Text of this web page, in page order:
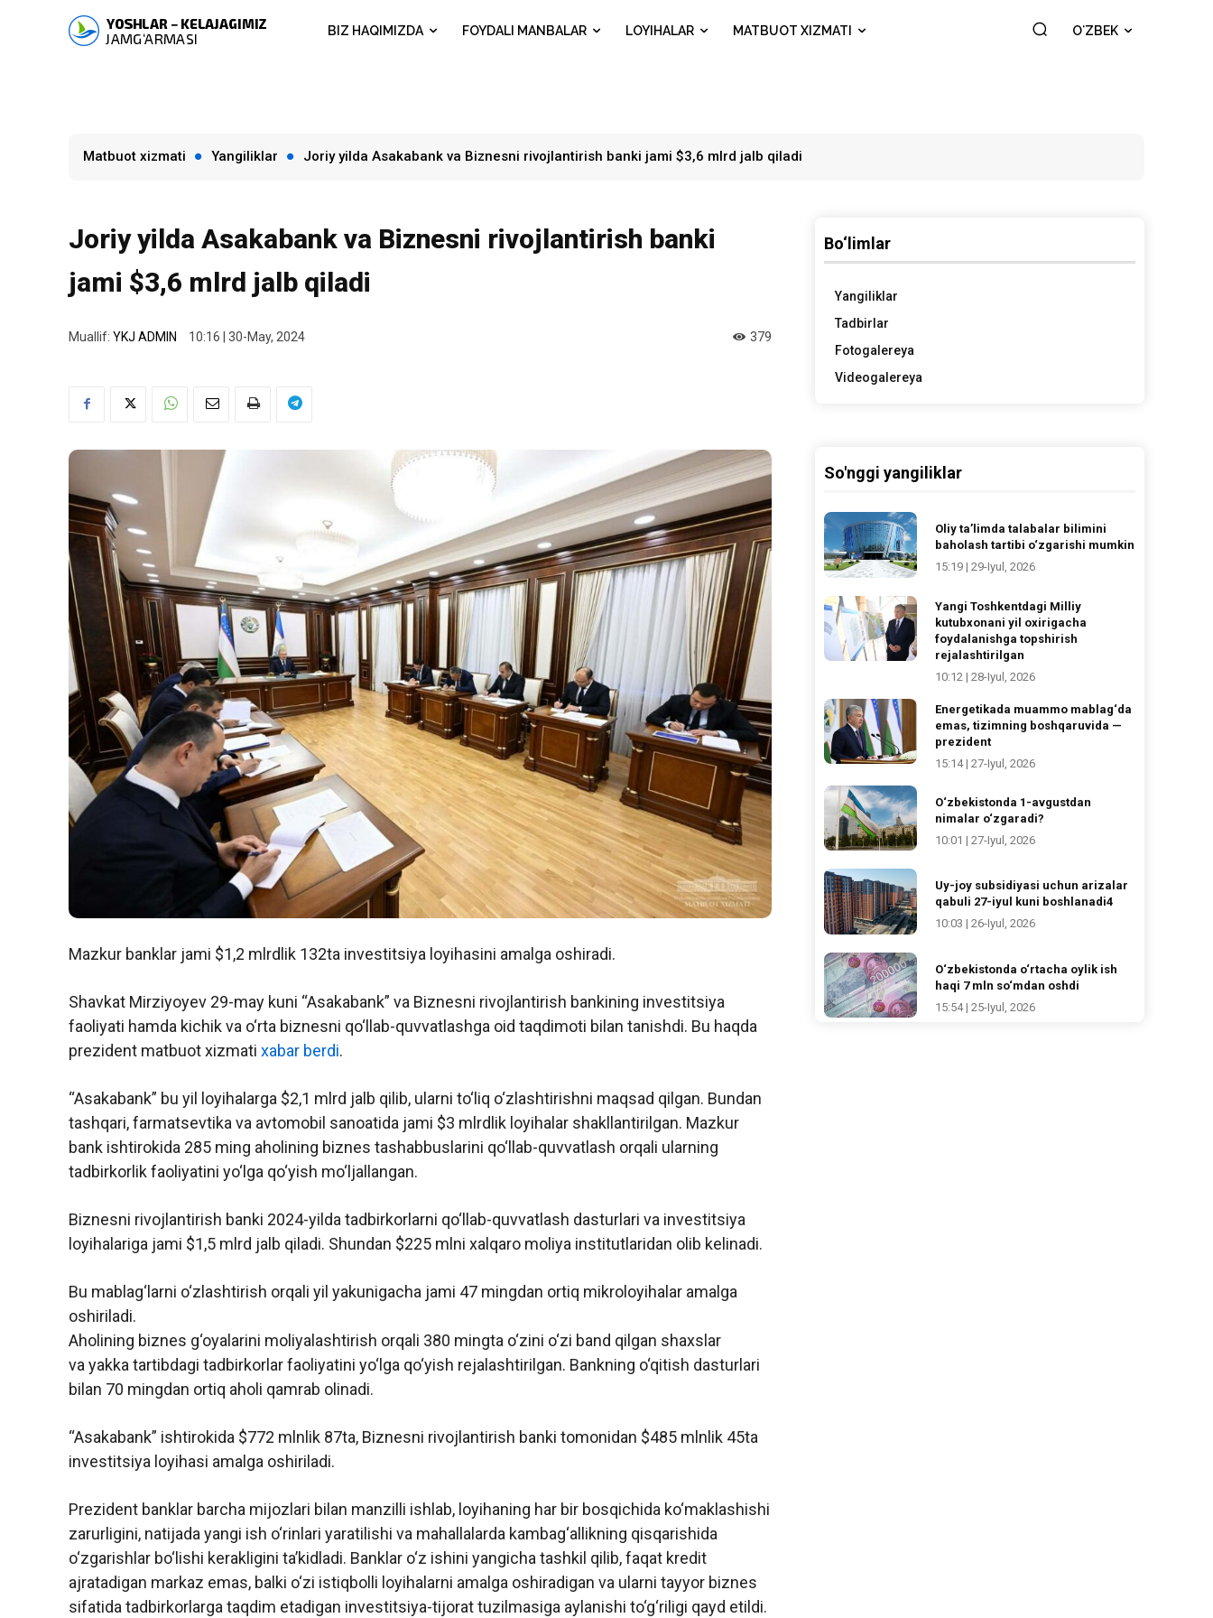
BIZ HAQIMIZDA FOYDALI MANBALAR LOYIHALAR MATBUOT XIZMATI OʻZBEK
Matbuot xizmati Yangiliklar Joriy yilda Asakabank va Biznesni rivojlantirish banki jami $3,6 mlrd jalb qiladi
Joriy yilda Asakabank va Biznesni rivojlantirish banki
jami $3,6 mlrd jalb qiladi
Muallif: YKJ ADMIN 10:16 | 30-May, 2024 379
Mazkur banklar jami $1,2 mlrdlik 132ta investitsiya loyihasini amalga oshiradi.
Shavkat Mirziyoyev 29-may kuni “Asakabank” va Biznesni rivojlantirish bankining investitsiya
faoliyati hamda kichik va o‘rta biznesni qo‘llab-quvvatlashga oid taqdimoti bilan tanishdi. Bu haqda
prezident matbuot xizmati xabar berdi.
“Asakabank” bu yil loyihalarga $2,1 mlrd jalb qilib, ularni to‘liq o‘zlashtirishni maqsad qilgan. Bundan
tashqari, farmatsevtika va avtomobil sanoatida jami $3 mlrdlik loyihalar shakllantirilgan. Mazkur
bank ishtirokida 285 ming aholining biznes tashabbuslarini qo‘llab-quvvatlash orqali ularning
tadbirkorlik faoliyatini yo‘lga qo‘yish mo‘ljallangan.
Biznesni rivojlantirish banki 2024-yilda tadbirkorlarni qo‘llab-quvvatlash dasturlari va investitsiya
loyihalariga jami $1,5 mlrd jalb qiladi. Shundan $225 mlni xalqaro moliya institutlaridan olib kelinadi.
Bu mablag‘larni o‘zlashtirish orqali yil yakunigacha jami 47 mingdan ortiq mikroloyihalar amalga
oshiriladi.
Aholining biznes g‘oyalarini moliyalashtirish orqali 380 mingta o‘zini o‘zi band qilgan shaxslar
va yakka tartibdagi tadbirkorlar faoliyatini yo‘lga qo‘yish rejalashtirilgan. Bankning o‘qitish dasturlari
bilan 70 mingdan ortiq aholi qamrab olinadi.
“Asakabank” ishtirokida $772 mlnlik 87ta, Biznesni rivojlantirish banki tomonidan $485 mlnlik 45ta
investitsiya loyihasi amalga oshiriladi.
Prezident banklar barcha mijozlari bilan manzilli ishlab, loyihaning har bir bosqichida ko‘maklashishi
zarurligini, natijada yangi ish o‘rinlari yaratilishi va mahallalarda kambag‘allikning qisqarishida
o‘zgarishlar bo‘lishi kerakligini ta’kidladi. Banklar o‘z ishini yangicha tashkil qilib, faqat kredit
ajratadigan markaz emas, balki o‘zi istiqbolli loyihalarni amalga oshiradigan va ularni tayyor biznes
sifatida tadbirkorlarga taqdim etadigan investitsiya-tijorat tuzilmasiga aylanishi to‘g‘riligi qayd etildi.
Bo‘limlar
Yangiliklar
Tadbirlar
Fotogalereya
Videogalereya
So'nggi yangiliklar
Oliy ta’limda talabalar bilimini
baholash tartibi o‘zgarishi mumkin
15:19 | 29-Iyul, 2026
Yangi Toshkentdagi Milliy
kutubxonani yil oxirigacha
foydalanishga topshirish
rejalashtirilgan
10:12 | 28-Iyul, 2026
Energetikada muammo mablag‘da
emas, tizimning boshqaruvida —
prezident
15:14 | 27-Iyul, 2026
O‘zbekistonda 1-avgustdan
nimalar o‘zgaradi?
10:01 | 27-Iyul, 2026
Uy-joy subsidiyasi uchun arizalar
qabuli 27-iyul kuni boshlanadi4
10:03 | 26-Iyul, 2026
O‘zbekistonda o‘rtacha oylik ish
haqi 7 mln so‘mdan oshdi
15:54 | 25-Iyul, 2026